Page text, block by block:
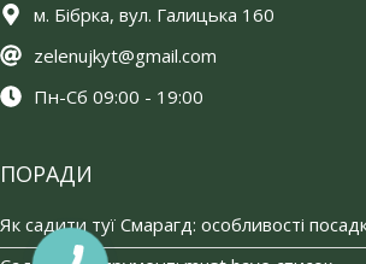
м. Бібрка, вул. Галицька 160
zelenujkyt@gmail.com
Пн-Сб 09:00 - 19:00
ПОРАДИ
Як садити туї Смарагд: особливості